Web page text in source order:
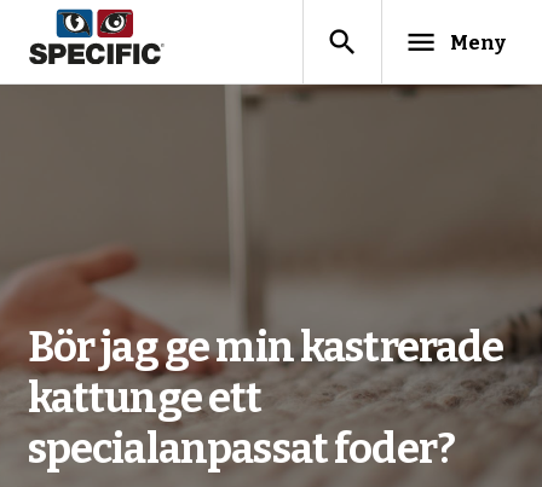
search menu Meny
Bör jag ge min kastrerade
kattunge ett
specialanpassat foder?